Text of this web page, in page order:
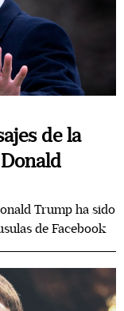
de la
Trump ha sido
de Facebook